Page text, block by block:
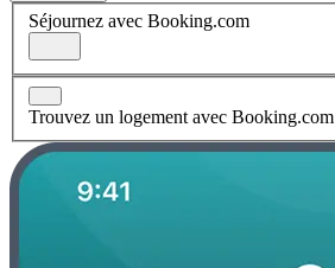
Séjournez avec Booking.com
Trouvez un logement avec Booking.com